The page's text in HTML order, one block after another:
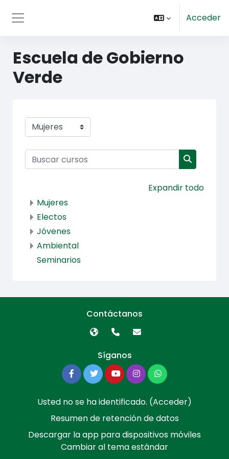
Acceder
Escuela de Gobierno
Verde
Categorías de curso
Buscar cursos
Buscar
Expandir todo
Mujeres
Electos
Jóvenes
Ambiental
Seminarios
Contáctanos
Síganos
Usted no se ha identificado. (Acceder)
Resumen de retención de datos
Descargar la app para dispositivos móviles
Cambiar al tema estándar